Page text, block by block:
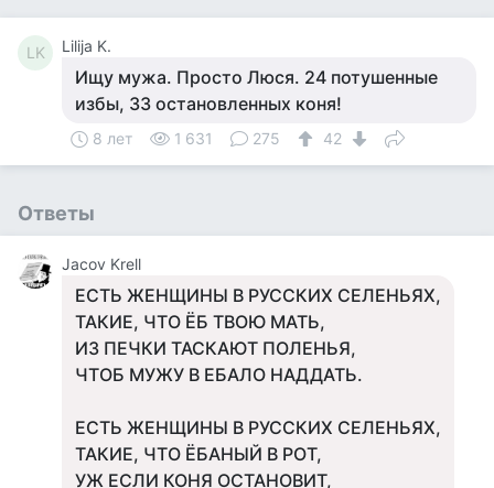
LK Lilija K.
Ищу мужа. Просто Люся. 24 потушенные
избы, 33 остановленных коня!
8 лет 1 631 275 42
Ответы
Jacov Krell
ЕСТЬ ЖЕНЩИНЫ В РУССКИХ СЕЛЕНЬЯХ,
ТАКИЕ, ЧТО ЁБ ТВОЮ МАТЬ,
ИЗ ПЕЧКИ ТАСКАЮТ ПОЛЕНЬЯ,
ЧТОБ МУЖУ В ЕБАЛО НАДДАТЬ.
ЕСТЬ ЖЕНЩИНЫ В РУССКИХ СЕЛЕНЬЯХ,
ТАКИЕ, ЧТО ЁБАНЫЙ В РОТ,
УЖ ЕСЛИ КОНЯ ОСТАНОВИТ,